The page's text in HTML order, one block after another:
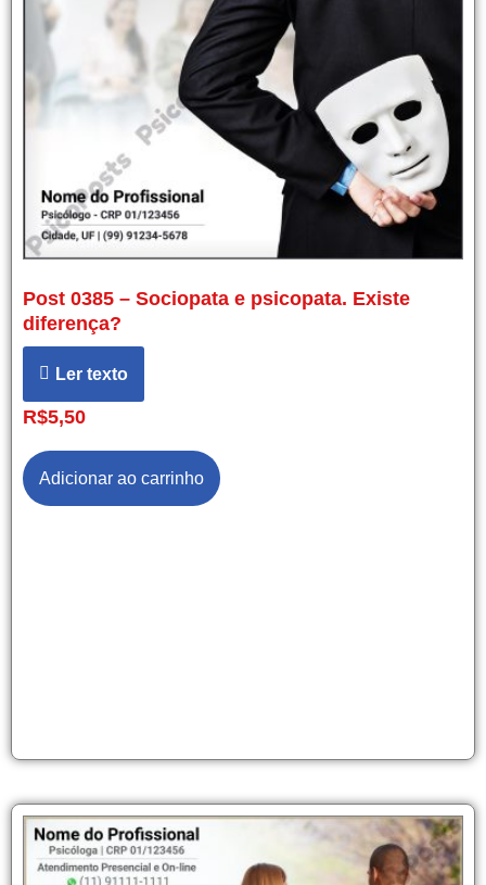
Post 0385 – Sociopata e psicopata. Existe
diferença?
Ler texto
R$5,50
Adicionar ao carrinho